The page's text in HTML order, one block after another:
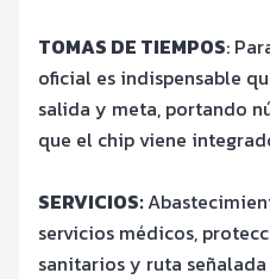
TOMAS DE TIEMPOS:
oficial es indispensable
salida y meta, portando
que el chip viene
SERVICIOS:
servicios médicos,
sanitarios y ruta